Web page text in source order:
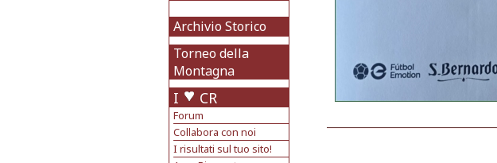
Archivio Storico
Torneo della
Montagna
I CR
Forum
Collabora con noi
I risultati sul tuo sito!